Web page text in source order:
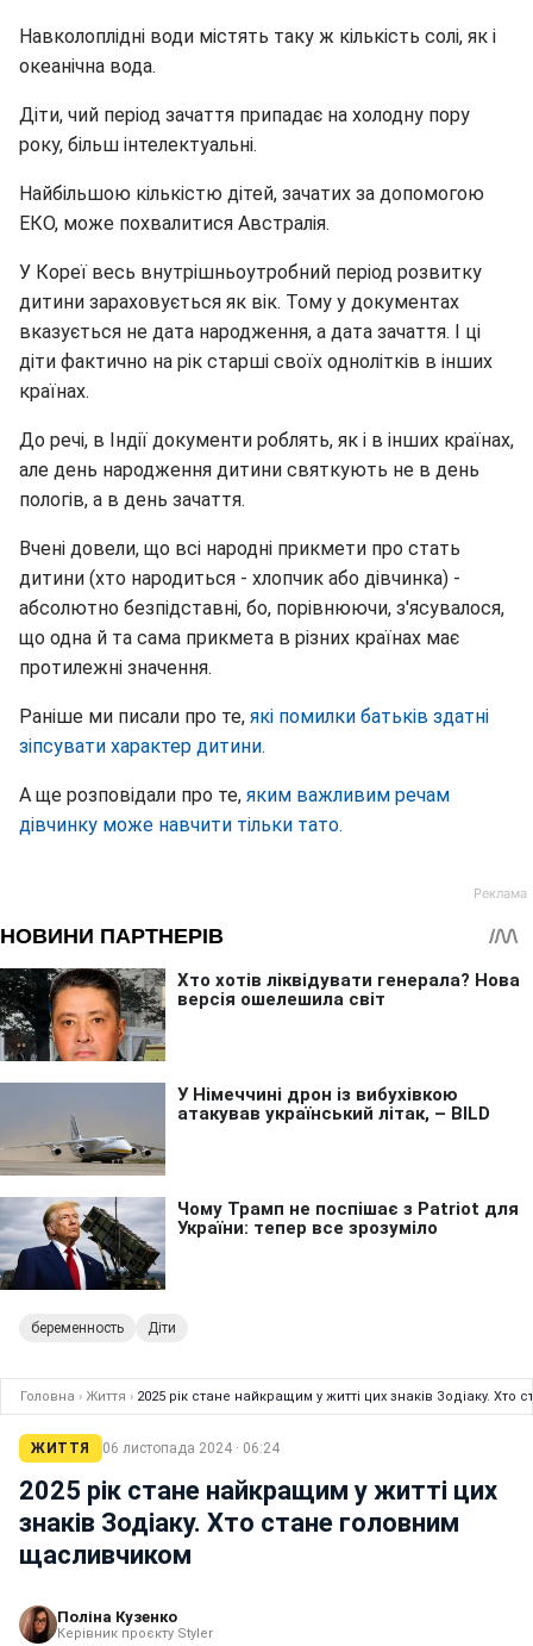
Навколоплідні води містять таку ж кількість солі, як і
океанічна вода.
Діти, чий період зачаття припадає на холодну пору
року, більш інтелектуальні.
Найбільшою кількістю дітей, зачатих за допомогою
ЕКО, може похвалитися Австралія.
У Кореї весь внутрішньоутробний період розвитку
дитини зараховується як вік. Тому у документах
вказується не дата народження, а дата зачаття. І ці
діти фактично на рік старші своїх однолітків в інших
країнах.
До речі, в Індії документи роблять, як і в інших країнах,
але день народження дитини святкують не в день
пологів, а в день зачаття.
Вчені довели, що всі народні прикмети про стать
дитини (хто народиться - хлопчик або дівчинка) -
абсолютно безпідставні, бо, порівнюючи, з'ясувалося,
що одна й та сама прикмета в різних країнах має
протилежні значення.
Раніше ми писали про те, які помилки батьків здатні
зіпсувати характер дитини.
А ще розповідали про те, яким важливим речам
дівчинку може навчити тільки тато.
беременность Діти
Головна › Життя › 2025 рік стане найкращим у житті цих знаків Зодіаку.
ЖИТТЯ 06 листопада 2024 · 06:24
2025 рік стане найкращим у житті цих
знаків Зодіаку. Хто стане головним
щасливчиком
Поліна Кузенко
Керівник проєкту Styler